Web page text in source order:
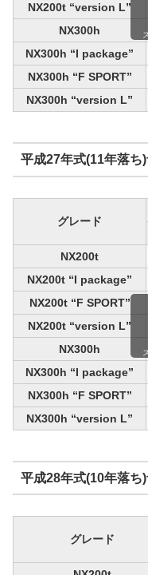
NX200t “version L”
NX300h
NX300h “I package”
NX300h “F SPORT”
NX300h “version L”
平成27年式(11年落ち
グレード
NX200t
NX200t “I package”
NX200t “F SPORT”
NX200t “version L”
NX300h
NX300h “I package”
NX300h “F SPORT”
NX300h “version L”
平成28年式(10年落ち
グレード